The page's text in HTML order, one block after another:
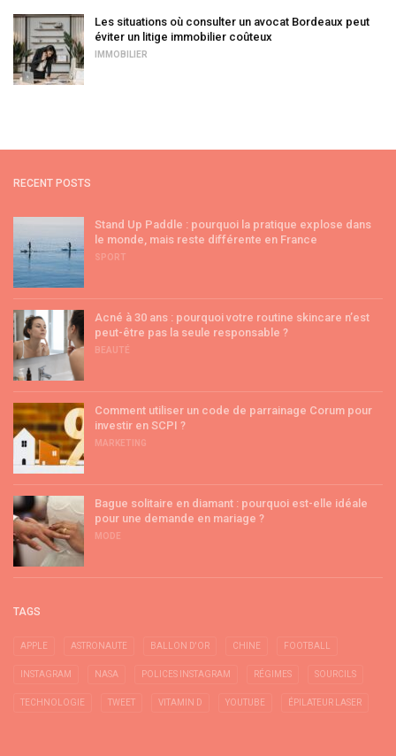
Les situations où consulter un avocat Bordeaux peut
éviter un litige immobilier coûteux
IMMOBILIER
RECENT POSTS
Stand Up Paddle : pourquoi la pratique explose dans
le monde, mais reste différente en France
SPORT
Acné à 30 ans : pourquoi votre routine skincare n’est
peut-être pas la seule responsable ?
BEAUTÉ
Comment utiliser un code de parrainage Corum pour
investir en SCPI ?
MARKETING
Bague solitaire en diamant : pourquoi est-elle idéale
pour une demande en mariage ?
MODE
TAGS
APPLE ASTRONAUTE BALLON D'OR CHINE FOOTBALL
INSTAGRAM NASA POLICES INSTAGRAM RÉGIMES SOURCILS
TECHNOLOGIE TWEET VITAMIN D YOUTUBE ÉPILATEUR LASER